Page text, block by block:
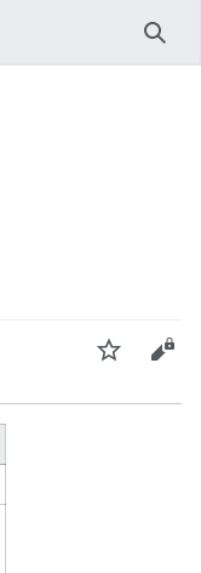
検索
ウォッチソ